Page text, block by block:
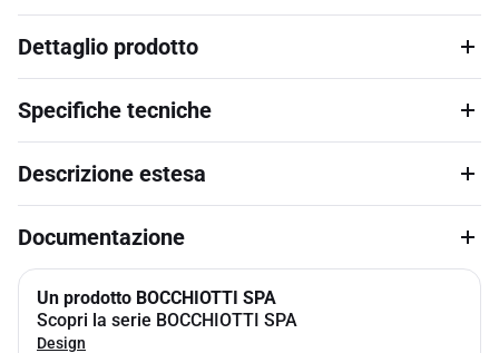
Dettaglio prodotto
Specifiche tecniche
Descrizione estesa
Documentazione
Un prodotto BOCCHIOTTI SPA
Scopri la serie BOCCHIOTTI SPA
Design